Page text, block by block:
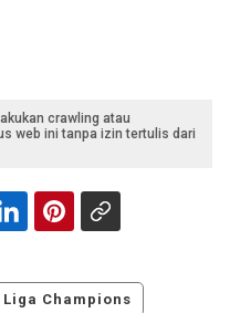
crawling atau
web ini tanpa izin tertulis dari
Liga Champions